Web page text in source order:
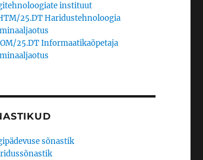
instituut
25.DT Haridustehnoloogia
25.DT Informaatikaõpetaja
sõnastik